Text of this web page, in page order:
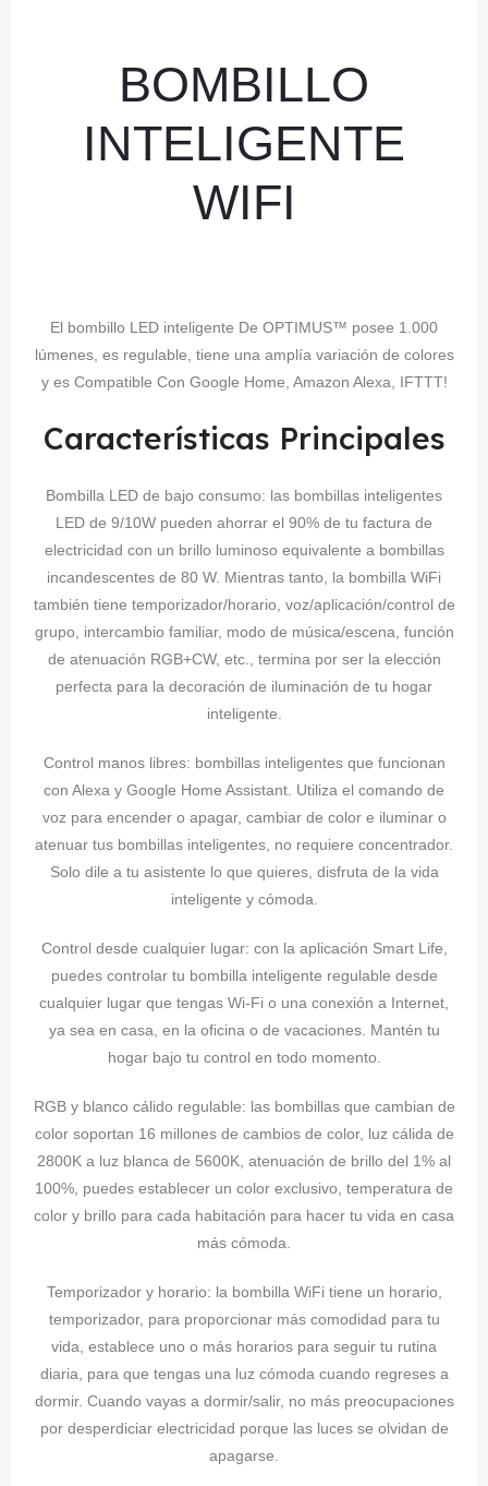
BOMBILLO
INTELIGENTE
WIFI
El bombillo LED inteligente De OPTIMUS™ posee 1.000
lúmenes, es regulable, tiene una amplía variación de colores
y es Compatible Con Google Home, Amazon Alexa, IFTTT!
Características Principales
Bombilla LED de bajo consumo: las bombillas inteligentes
LED de 9/10W pueden ahorrar el 90% de tu factura de
electricidad con un brillo luminoso equivalente a bombillas
incandescentes de 80 W. Mientras tanto, la bombilla WiFi
también tiene temporizador/horario, voz/aplicación/control de
grupo, intercambio familiar, modo de música/escena, función
de atenuación RGB+CW, etc., termina por ser la elección
perfecta para la decoración de iluminación de tu hogar
inteligente.
Control manos libres: bombillas inteligentes que funcionan
con Alexa y Google Home Assistant. Utiliza el comando de
voz para encender o apagar, cambiar de color e iluminar o
atenuar tus bombillas inteligentes, no requiere concentrador.
Solo dile a tu asistente lo que quieres, disfruta de la vida
inteligente y cómoda.
Control desde cualquier lugar: con la aplicación Smart Life,
puedes controlar tu bombilla inteligente regulable desde
cualquier lugar que tengas Wi-Fi o una conexión a Internet,
ya sea en casa, en la oficina o de vacaciones. Mantén tu
hogar bajo tu control en todo momento.
RGB y blanco cálido regulable: las bombillas que cambian de
color soportan 16 millones de cambios de color, luz cálida de
2800K a luz blanca de 5600K, atenuación de brillo del 1% al
100%, puedes establecer un color exclusivo, temperatura de
color y brillo para cada habitación para hacer tu vida en casa
más cómoda.
Temporizador y horario: la bombilla WiFi tiene un horario,
temporizador, para proporcionar más comodidad para tu
vida, establece uno o más horarios para seguir tu rutina
diaria, para que tengas una luz cómoda cuando regreses a
dormir. Cuando vayas a dormir/salir, no más preocupaciones
por desperdiciar electricidad porque las luces se olvidan de
apagarse.